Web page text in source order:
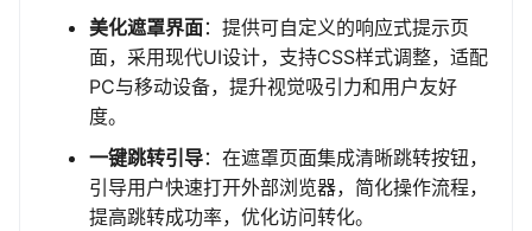
美化遮罩界面：提供可自定义的响应式提示页
面，采用现代UI设计，支持CSS样式调整，适配
PC与移动设备，提升视觉吸引力和用户友好
度。
一键跳转引导：在遮罩页面集成清晰跳转按钮，
引导用户快速打开外部浏览器，简化操作流程，
提高跳转成功率，优化访问转化。